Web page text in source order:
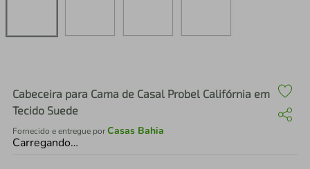
Cabeceira para Cama de Casal Probel Califórnia em
Tecido Suede
Fornecido e entregue porCasas Bahia
Carregando…